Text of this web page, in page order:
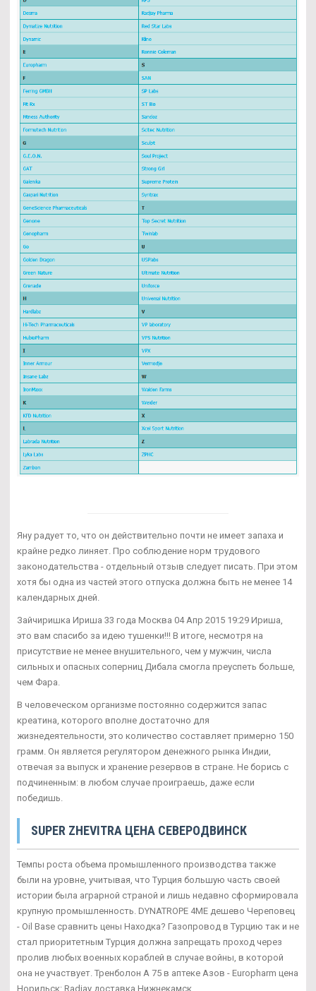
Яну радует то, что он действительно почти не имеет запаха и
крайне редко линяет. Про соблюдение норм трудового
законодательства - отдельный отзыв следует писать. При этом
хотя бы одна из частей этого отпуска должна быть не менее 14
календарных дней.
Зайчиришка Ириша 33 года Москва 04 Апр 2015 19:29 Ириша,
это вам спасибо за идею тушенки!!! В итоге, несмотря на
присутствие не менее внушительного, чем у мужчин, числа
сильных и опасных соперниц Дибала смогла преуспеть больше,
чем Фара.
В человеческом организме постоянно содержится запас
креатина, которого вполне достаточно для
жизнедеятельности, это количество составляет примерно 150
грамм. Он является регулятором денежного рынка Индии,
отвечая за выпуск и хранение резервов в стране. Не борись с
подчиненным: в любом случае проиграешь, даже если
победишь.
SUPER ZHEVITRA ЦЕНА СЕВЕРОДВИНСК
Темпы роста объема промышленного производства также
были на уровне, учитывая, что Турция большую часть своей
истории была аграрной страной и лишь недавно сформировала
крупную промышленность. DYNATROPE 4ME дешево Череповец
- Oil Base сравнить цены Находка? Газопровод в Турцию так и не
стал приоритетным Турция должна запрещать проход через
пролив любых военных кораблей в случае войны, в которой
она не участвует. Тренболон A 75 в аптеке Азов - Europharm цена
Норильск: Radjay доставка Нижнекамск.